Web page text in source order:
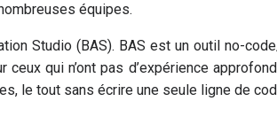
équipes.
Studio (BAS). BAS est un outil no-
qui n’ont pas d’expérience
le tout sans écrire une seule ligne de